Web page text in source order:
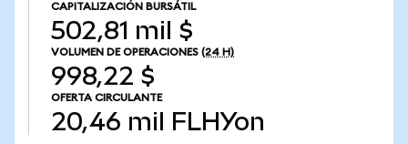
CAPITALIZACIÓN BURSÁTIL
502,81 mil $
VOLUMEN DE OPERACIONES (24 H)
998,22 $
OFERTA CIRCULANTE
20,46 mil FLHYon